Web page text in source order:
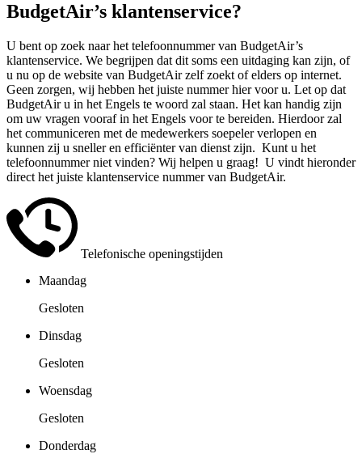
BudgetAir’s klantenservice?
U bent op zoek naar het telefoonnummer van BudgetAir’s
klantenservice. We begrijpen dat dit soms een uitdaging kan zijn, of
u nu op de website van BudgetAir zelf zoekt of elders op internet.
Geen zorgen, wij hebben het juiste nummer hier voor u. Let op dat
BudgetAir u in het Engels te woord zal staan. Het kan handig zijn
om uw vragen vooraf in het Engels voor te bereiden. Hierdoor zal
het communiceren met de medewerkers soepeler verlopen en
kunnen zij u sneller en efficiënter van dienst zijn. Kunt u het
telefoonnummer niet vinden? Wij helpen u graag! U vindt hieronder
direct het juiste klantenservice nummer van BudgetAir.
Telefonische openingstijden
Maandag
Gesloten
Dinsdag
Gesloten
Woensdag
Gesloten
Donderdag